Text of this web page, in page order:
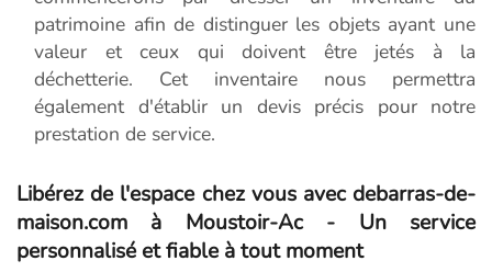
patrimoine afin de distinguer les objets ayant une
valeur et ceux qui doivent être jetés à la
déchetterie. Cet inventaire nous permettra
également d'établir un devis précis pour notre
prestation de service.
Libérez de l'espace chez vous avec debarras-de-
maison.com à Moustoir-Ac - Un service
personnalisé et fiable à tout moment